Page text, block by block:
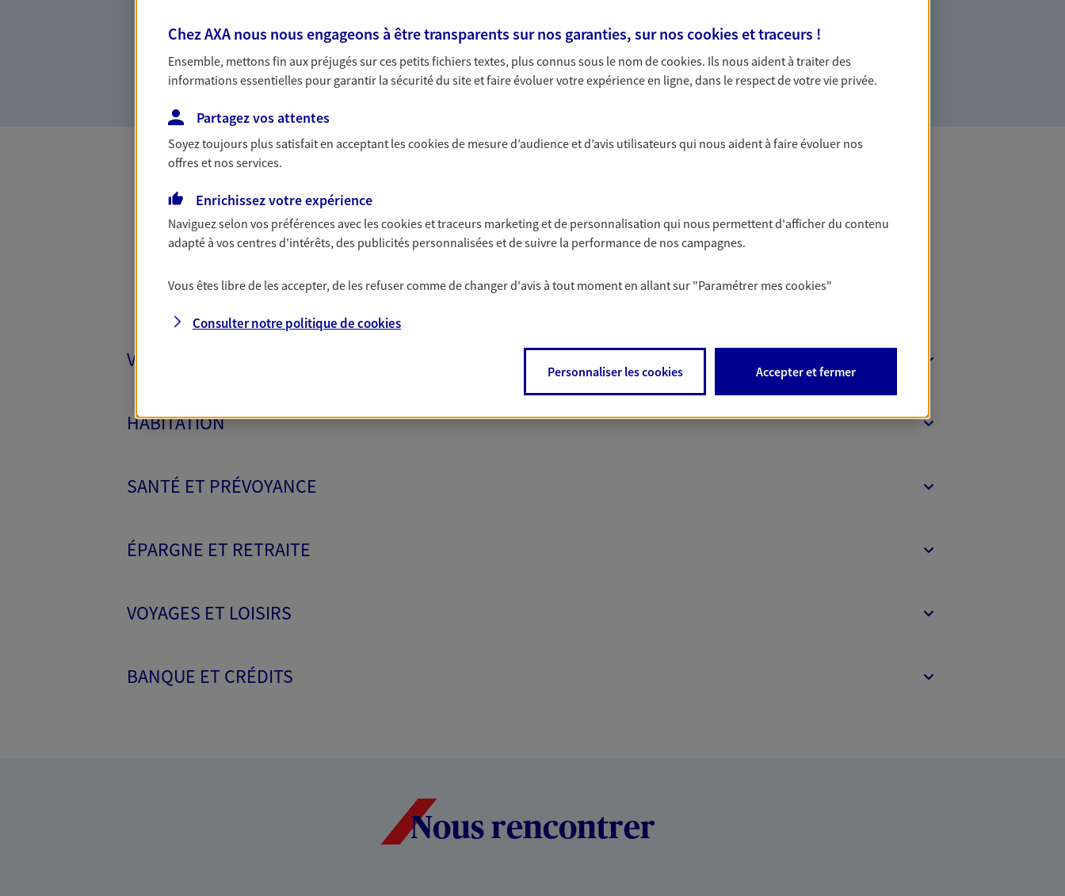
votre vie, c'est ainsi que nous concevons notre métier : dans
la confiance et la proximité. C'est en apprenant à vous
connaître que nous proposons de meilleures solutions.
bâtissons ensemble des solutions cohérentes pour protéger
votre activité, vos collaborateurs... mais aussi vous-même et
votre famille.
Toutes nos offres Assurance & Banque
PARTICULIERS PRO & ENTREPRISES
VÉHICULES
HABITATION
SANTÉ ET PRÉVOYANCE
ÉPARGNE ET RETRAITE
VOYAGES ET LOISIRS
BANQUE ET CRÉDITS
Nous rencontrer
Chez AXA nous nous engageons à être transparents sur nos garanties, sur nos cookies et traceurs !
Ensemble, mettons fin aux préjugés sur ces petits fichiers textes, plus connus sous le nom decookies. Ils nous aident à traiter des
informations essentielles pour garantir la sécurité du site et faire évoluer votre expérience en ligne, dans le respect de votre vie privée.
Partagez vos attentes
Soyez toujours plus satisfait en acceptant lescookiesde mesure d’audience et d’avis utilisateurs qui nous aident à faire évoluer nos
offres et nos services.
Enrichissez votre expérience
Naviguez selon vos préférences avec lescookies et traceurs marketing et de personnalisation qui nous permettent d'afficher du contenu
adapté à vos centres d'intérêts, des publicités personnalisées et de suivre la performance de nos campagnes.
Vous êtes libre de les accepter, de les refuser comme de changer d'avis à tout moment en allant sur "Paramétrer mescookies"
Consulter notre politique decookies
Personnaliser les cookies Accepter et fermer